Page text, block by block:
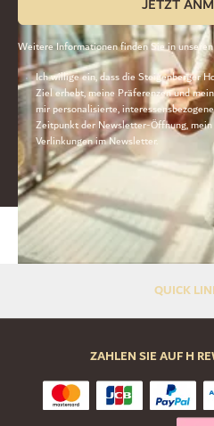
Weitere Informationen finden Sie in
Ich willige ein, dass die Steigenberger
Ziel erhebt, meine Präferenzen und
mir personalisierte,
Zeitpunkt der Newsletter-Öffnung,
Verlinkungen im Newsletter.
QUICK
ZAHLEN SIE AUF H